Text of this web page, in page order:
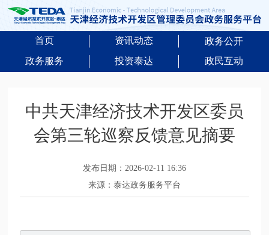
首页 资讯动态
政务公开
政务服务
投资泰达 政民互动
中共天津经济技术开发区委员
会第三轮巡察反馈意见摘要
发布日期：2026-02-11 16:36
来源：泰达政务服务平台